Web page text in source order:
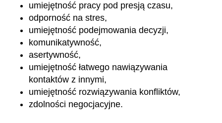
umiejętność pracy pod presją czasu,
odporność na stres,
umiejętność podejmowania decyzji,
komunikatywność,
asertywność,
umiejętność łatwego nawiązywania
kontaktów z innymi,
umiejętność rozwiązywania konfliktów,
zdolności negocjacyjne.